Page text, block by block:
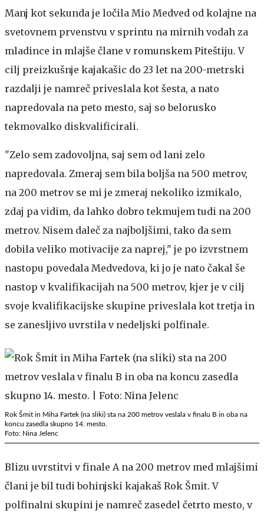
Manj kot sekunda je ločila Mio Medved od kolajne na
svetovnem prvenstvu v sprintu na mirnih vodah za
mladince in mlajše člane v romunskem Piteštiju. V
cilj preizkušnje kajakašic do 23 let na 200-metrski
razdalji je namreč priveslala kot šesta, a nato
napredovala na peto mesto, saj so belorusko
tekmovalko diskvalificirali.
"Zelo sem zadovoljna, saj sem od lani zelo
napredovala. Zmeraj sem bila boljša na 500 metrov,
na 200 metrov se mi je zmeraj nekoliko izmikalo,
zdaj pa vidim, da lahko dobro tekmujem tudi na 200
metrov. Nisem daleč za najboljšimi, tako da sem
dobila veliko motivacije za naprej," je po izvrstnem
nastopu povedala Medvedova, ki jo je nato čakal še
nastop v kvalifikacijah na 500 metrov, kjer je v cilj
svoje kvalifikacijske skupine priveslala kot tretja in
se zanesljivo uvrstila v nedeljski polfinale.
Rok Šmit in Miha Fartek (na sliki) sta na 200 metrov veslala v finalu B in oba na
koncu zasedla skupno 14. mesto.
Foto: Nina Jelenc
Blizu uvrstitvi v finale A na 200 metrov med mlajšimi
člani je bil tudi bohinjski kajakaš Rok Šmit. V
polfinalni skupini je namreč zasedel četrto mesto, v